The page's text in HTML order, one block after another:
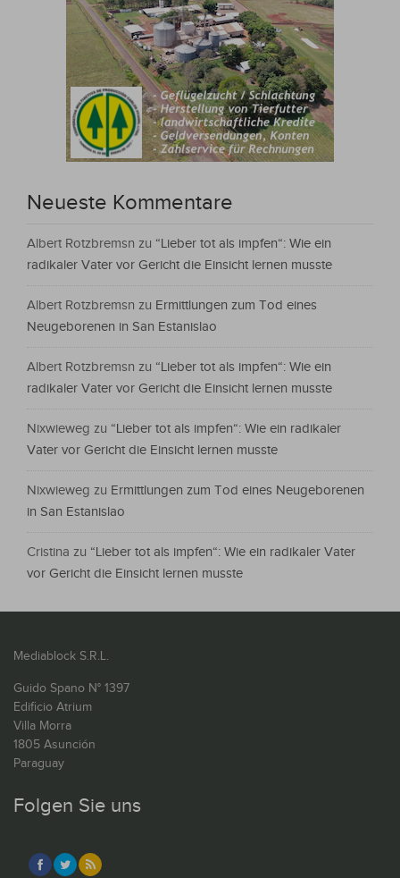
Neueste Kommentare
Albert Rotzbremsn zu “Lieber tot als impfen“: Wie ein
radikaler Vater vor Gericht die Einsicht lernen musste
Albert Rotzbremsn zu Ermittlungen zum Tod eines
Neugeborenen in San Estanislao
Albert Rotzbremsn zu “Lieber tot als impfen“: Wie ein
radikaler Vater vor Gericht die Einsicht lernen musste
Nixwieweg zu “Lieber tot als impfen“: Wie ein radikaler
Vater vor Gericht die Einsicht lernen musste
Nixwieweg zu Ermittlungen zum Tod eines Neugeborenen
in San Estanislao
Cristina zu “Lieber tot als impfen“: Wie ein radikaler Vater
vor Gericht die Einsicht lernen musste
Mediablock S.R.L.
Guido Spano N° 1397
Edificio Atrium
Villa Morra
1805 Asunción
Paraguay
Folgen Sie uns